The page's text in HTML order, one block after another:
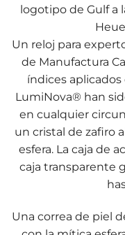
logotipo de Gulf a
Un reloj para
de Manufactura
índices
LumiNova® han
en cualquier
un cristal de zafiro
esfera. La caja de
caja transparente
Una correa de piel